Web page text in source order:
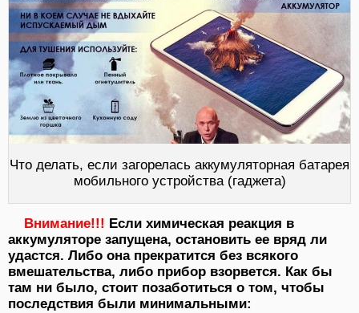
Что делать, если загорелась аккумуляторная батарея
мобильного устройства (гаджета)
Внимание!!! Если химическая реакция в
аккумуляторе запущена, остановить ее вряд ли
удастся. Либо она прекратится без всякого
вмешательства, либо прибор взорвется. Как бы
там ни было, стоит позаботиться о том, чтобы
последствия были минимальными: